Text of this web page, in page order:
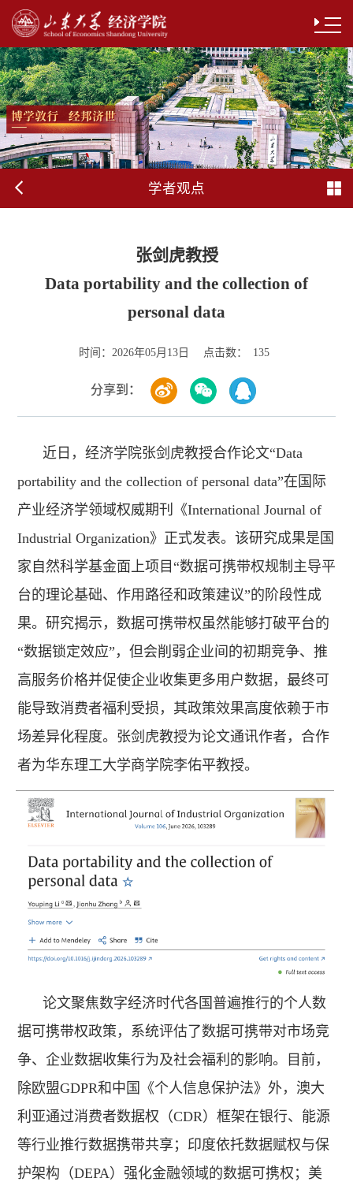
学者观点
张剑虎教授
Data portability and the collection of
personal data
时间： 2026年05月13日 点击数： 135
分享到：
近日，经济学院张剑虎教授合作论文“Data
portability and the collection of personal data”在国际
产业经济学领域权威期刊《International Journal of
Industrial Organization》正式发表。该研究成果是国
家自然科学基金面上项目“数据可携带权规制主导平
台的理论基础、作用路径和政策建议”的阶段性成
果。研究揭示，数据可携带权虽然能够打破平台的
“数据锁定效应”，但会削弱企业间的初期竞争、推
高服务价格并促使企业收集更多用户数据，最终可
能导致消费者福利受损，其政策效果高度依赖于市
场差异化程度。张剑虎教授为论文通讯作者，合作
者为华东理工大学商学院李佑平教授。
论文聚焦数字经济时代各国普遍推行的个人数
据可携带权政策，系统评估了数据可携带对市场竞
争、企业数据收集行为及社会福利的影响。目前，
除欧盟GDPR和中国《个人信息保护法》外，澳大
利亚通过消费者数据权（CDR）框架在银行、能源
等行业推行数据携带共享；印度依托数据赋权与保
护架构（DEPA）强化金融领域的数据可携权；美